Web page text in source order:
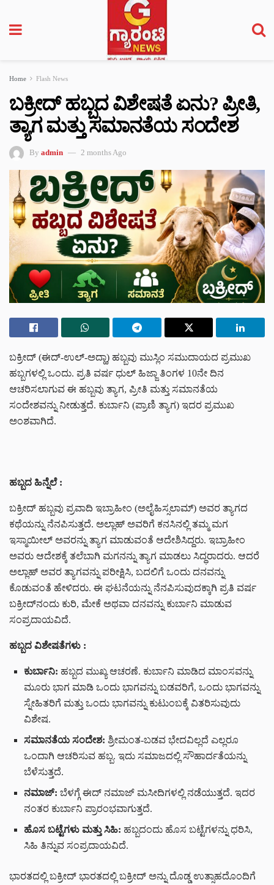
Home Flash News
ಬಕ್ರೀದ್ ಹಬ್ಬದ ವಿಶೇಷತೆ ಏನು? ಪ್ರೀತಿ,
ತ್ಯಾಗ ಮತ್ತು ಸಮಾನತೆಯ ಸಂದೇಶ
By admin 2 months Ago
ಬಕ್ರೀದ್ (ಈದ್-ಉಲ್-ಅದ್ಹಾ) ಹಬ್ಬವು ಮುಸ್ಲಿಂ ಸಮುದಾಯದ ಪ್ರಮುಖ
ಹಬ್ಬಗಳಲ್ಲಿ ಒಂದು. ಪ್ರತಿ ವರ್ಷ ಧುಲ್ ಹಿಜ್ಜಾ ತಿಂಗಳ 10ನೇ ದಿನ
ಆಚರಿಸಲಾಗುವ ಈ ಹಬ್ಬವು ತ್ಯಾಗ, ಪ್ರೀತಿ ಮತ್ತು ಸಮಾನತೆಯ
ಸಂದೇಶವನ್ನು ನೀಡುತ್ತದೆ. ಕುರ್ಬಾನಿ (ಪ್ರಾಣಿ ತ್ಯಾಗ) ಇದರ ಪ್ರಮುಖ
ಅಂಶವಾಗಿದೆ.
ಹಬ್ಬದ ಹಿನ್ನೆಲೆ :
ಬಕ್ರೀದ್ ಹಬ್ಬವು ಪ್ರವಾದಿ ಇಬ್ರಾಹೀಂ (ಅಲೈಹಿಸ್ಸಲಾಮ್) ಅವರ ತ್ಯಾಗದ
ಕಥೆಯನ್ನು ನೆನಪಿಸುತ್ತದೆ. ಅಲ್ಲಾಹ್ ಅವರಿಗೆ ಕನಸಿನಲ್ಲಿ ತಮ್ಮ ಮಗ
ಇಸ್ಮಾಯೀಲ್ ಅವರನ್ನು ತ್ಯಾಗ ಮಾಡುವಂತೆ ಆದೇಶಿಸಿದ್ದರು. ಇಬ್ರಾಹೀಂ
ಅವರು ಆದೇಶಕ್ಕೆ ತಲೆಬಾಗಿ ಮಗನನ್ನು ತ್ಯಾಗ ಮಾಡಲು ಸಿದ್ಧರಾದರು. ಆದರೆ
ಅಲ್ಲಾಹ್ ಅವರ ತ್ಯಾಗವನ್ನು ಪರೀಕ್ಷಿಸಿ, ಬದಲಿಗೆ ಒಂದು ದನವನ್ನು
ಕೊಡುವಂತೆ ಹೇಳಿದರು. ಈ ಘಟನೆಯನ್ನು ನೆನಪಿಸುವುದಕ್ಕಾಗಿ ಪ್ರತಿ ವರ್ಷ
ಬಕ್ರೀದ್‌ನಂದು ಕುರಿ, ಮೇಕೆ ಅಥವಾ ದನವನ್ನು ಕುರ್ಬಾನಿ ಮಾಡುವ
ಸಂಪ್ರದಾಯವಿದೆ.
ಹಬ್ಬದ ವಿಶೇಷತೆಗಳು :
ಕುರ್ಬಾನಿ: ಹಬ್ಬದ ಮುಖ್ಯ ಆಚರಣೆ. ಕುರ್ಬಾನಿ ಮಾಡಿದ ಮಾಂಸವನ್ನು
ಮೂರು ಭಾಗ ಮಾಡಿ ಒಂದು ಭಾಗವನ್ನು ಬಡವರಿಗೆ, ಒಂದು ಭಾಗವನ್ನು
ಸ್ನೇಹಿತರಿಗೆ ಮತ್ತು ಒಂದು ಭಾಗವನ್ನು ಕುಟುಂಬಕ್ಕೆ ವಿತರಿಸುವುದು
ವಿಶೇಷ.
ಸಮಾನತೆಯ ಸಂದೇಶ: ಶ್ರೀಮಂತ-ಬಡವ ಭೇದವಿಲ್ಲದೆ ಎಲ್ಲರೂ
ಒಂದಾಗಿ ಆಚರಿಸುವ ಹಬ್ಬ. ಇದು ಸಮಾಜದಲ್ಲಿ ಸೌಹಾರ್ದತೆಯನ್ನು
ಬೆಳೆಸುತ್ತದೆ.
ನಮಾಜ್: ಬೆಳಗ್ಗೆ ಈದ್ ನಮಾಜ್ ಮಸೀದಿಗಳಲ್ಲಿ ನಡೆಯುತ್ತದೆ. ಇದರ
ನಂತರ ಕುರ್ಬಾನಿ ಪ್ರಾರಂಭವಾಗುತ್ತದೆ.
ಹೊಸ ಬಟ್ಟೆಗಳು ಮತ್ತು ಸಿಹಿ: ಹಬ್ಬದಂದು ಹೊಸ ಬಟ್ಟೆಗಳನ್ನು ಧರಿಸಿ,
ಸಿಹಿ ತಿನ್ನುವ ಸಂಪ್ರದಾಯವಿದೆ.
ಭಾರತದಲ್ಲಿ ಬಕ್ರೀದ್ ಭಾರತದಲ್ಲಿ ಬಕ್ರೀದ್ ಅನ್ನು ದೊಡ್ಡ ಉತ್ಸಾಹದೊಂದಿಗೆ